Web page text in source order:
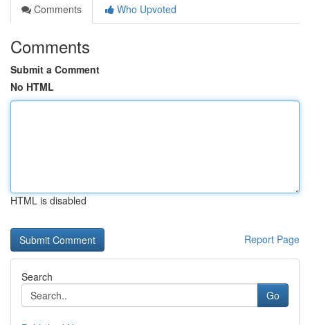
Comments
Who Upvoted
Comments
Submit a Comment
No HTML
HTML is disabled
Report Page
Search
Go